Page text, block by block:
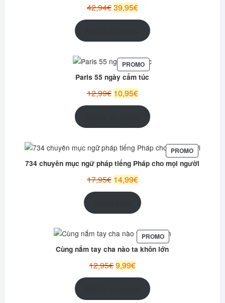
42,94€ Le
39,95€Le
actuel
est :
PROMOPRODUIT
EN
Paris 55 ngày cấm túc
12,99€ Le
prix
10,95€Le
prix
actuel
est :
PROMOPRODUIT
EN
734 chuyên mục ngữ pháp tiếng Pháp cho mọi người
17,95€ Le
14,99€Le
actuel
est :
PROMOPRODUIT
EN
PROMOTION
Cùng nắm tay cha nào ta khôn lớn
12,95€Le
prix
9,99€Le
prix
actuel
est :